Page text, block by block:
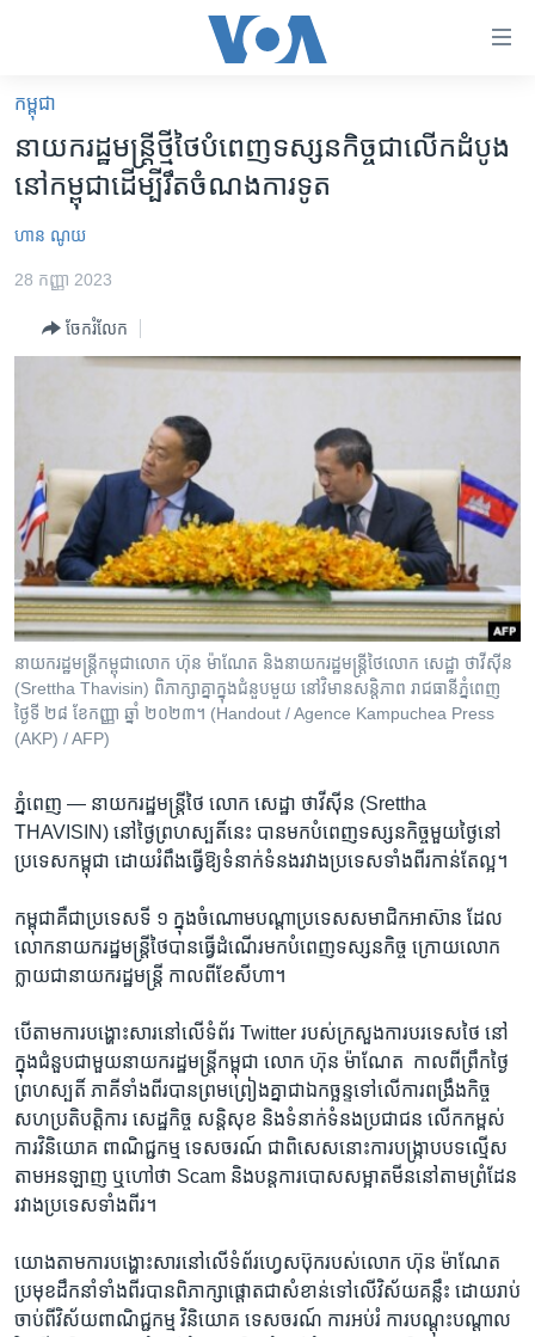
គេហទំព័រ​
ទាក់ទង
និង​
ទំព័រ​
ទំព័រ​
រចនា
សម្ព័ន្ធ​
រំលង​
និង​
ទៅ​
កាន់​
ទំព័រ​
រក
កម្ពុជា
អន្តរជាតិ
ហេឡូវីអូអេ
កម្ពុជាច្នៃប្រតិដ្ឋ
វិទ្យុ / ផតខាសថ៍
កម្មវិធីទាំងអស់
Khmer English
បណ្តាញ​សង្គម
ភាសា
កម្ពុជា
នាយក​រដ្ឋមន្ត្រី​ថ្មី​ថៃ​បំពេញ​ទស្សន​កិច្ច​ជា​លើក​ដំបូង​
នៅ​កម្ពុជា​ដើម្បី​រឹត​ចំណង​ការ​ទូត​
ហាន ណូយ
28 កញ្ញា 2023
ចែករំលែក
នាយករដ្ឋមន្ត្រីកម្ពុជាលោក ហ៊ុន ម៉ាណែត និងនាយករដ្ឋមន្ត្រីថៃលោក សេដ្ឋា ថាវីស៊ីន
(Srettha Thavisin) ពិភាក្សាគ្នាក្នុងជំនួបមួយ នៅវិមានសន្តិភាព រាជធានីភ្នំពេញ
ថ្ងៃទី ២៨ ខែកញ្ញា ឆ្នាំ ២០២៣។ (Handout / Agence Kampuchea Press
(AKP) / AFP)
ភ្នំពេញ — នាយក​រដ្ឋមន្ត្រី​ថៃ​ លោក​ សេដ្ឋា ថាវីស៊ីន ​(Srettha
THAVISIN)​ នៅ​ថ្ងៃ​ព្រហស្បតិ៍​នេះ ​បាន​មក​បំពេញ​ទស្សន​កិច្ច​មួយ​ថ្ងៃ​នៅ​
ប្រទេស​កម្ពុជា​ ដោយ​រំពឹង​ធ្វើ​ឱ្យ​ទំនាក់​ទំនង​រវាង​ប្រទេស​ទាំង​ពីរ​កាន់តែ​ល្អ។​
កម្ពុជា​គឺ​ជា​ប្រទេស​ទី​ ១ ​ក្នុង​ចំណោម​បណ្តា​ប្រទេស​សមាជិក​អាស៊ាន​ ដែល​
លោក​នាយក​រដ្ឋមន្ត្រី​ថៃ​បាន​ធ្វើ​ដំណើរ​មក​បំពេញ​ទស្សនកិច្ច​ ក្រោយ​លោក​
ក្លាយ​ជា​នាយក​រដ្ឋមន្ត្រី​ កាល​ពី​ខែ​សីហា។​
បើ​តាម​ការ​បង្ហោះ​សារ​នៅលើ​ទំព័រ​ Twitter ​របស់​ក្រសួង​ការ​បរទេស​ថៃ​ នៅ​
ក្នុង​ជំនួប​ជាមួយ​នាយក​រដ្ឋមន្ត្រី​កម្ពុជា​ លោក ​ហ៊ុន ម៉ាណែត​ ​ កាល​ពី​ព្រឹក​ថ្ងៃ​
ព្រហស្បតិ៍​ ភាគី​ទាំង​ពីរ​បាន​ព្រម​ព្រៀង​គ្នា​ជា​ឯកច្ឆន្ទ​ទៅ​លើ​ការ​ពង្រឹង​កិច្ច​
សហប្រតិបត្តិ​ការ​ សេដ្ឋកិច្ច​ សន្តិសុខ​ និង​ទំនាក់​ទំនង​ប្រជាជន​ លើក​កម្ពស់​
ការ​វិនិយោគ​ ពាណិជ្ជកម្ម​ ទេសចរណ៍​ ជាពិសេស​នោះ​ការ​បង្ក្រាប​បទ​ល្មើស​
តាម​អនឡាញ​ ឬ​ហៅ​ថា​ Scam ​និង​បន្ត​ការ​បោស​សម្អាត​មីន​នៅ​តាម​ព្រំ​ដែន​
រវាង​ប្រទេស​ទាំង​ពីរ។​
យោង​តាម​ការ​បង្ហោះ​សារ​នៅ​លើ​ទំព័រ​ហ្វេសប៊ុក​របស់​លោក ​ហ៊ុន ម៉ាណែត​
ប្រមុខ​ដឹក​នាំ​ទាំង​ពីរ​បាន​ពិភាក្សា​ផ្តោត​ជា​សំខាន់​ទៅ​លើ​វិស័យ​គន្លឹះ​ ដោយ​រាប់​
ចាប់​ពី​វិស័យ​ពាណិជ្ជកម្ម​ វិនិយោគ​ ទេសចរណ៍ ​ការ​អប់រំ​ ការ​បណ្ដុះ​បណ្ដាល​